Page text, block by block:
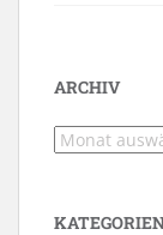
ARCHIV
Archiv